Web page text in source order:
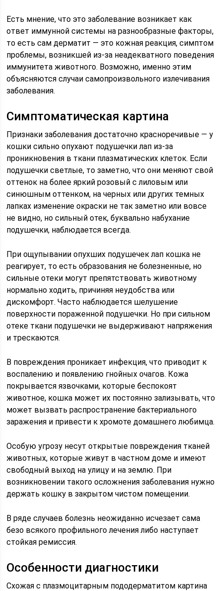
Есть мнение, что это заболевание возникает как
ответ иммунной системы на разнообразные факторы,
то есть сам дерматит — это кожная реакция, симптом
проблемы, возникшей из-за неадекватного поведения
иммунитета животного. Возможно, именно этим
объясняются случаи самопроизвольного излечивания
заболевания.
Симптоматическая картина
Признаки заболевания достаточно красноречивые — у
кошки сильно опухают подушечки лап из-за
проникновения в ткани плазматических клеток. Если
подушечки светлые, то заметно, что они меняют свой
оттенок на более яркий розовый с лиловым или
синюшным оттенком, на черных или других темных
лапках изменение окраски не так заметно или вовсе
не видно, но сильный отек, буквально набухание
подушечки, наблюдается всегда.
При ощупывании опухших подушечек лап кошка не
реагирует, то есть образования не болезненные, но
сильные отеки могут препятствовать животному
нормально ходить, причиняя неудобства или
дискомфорт. Часто наблюдается шелушение
поверхности пораженной подушечки. Но при сильном
отеке ткани подушечки не выдерживают напряжения
и трескаются.
В повреждения проникает инфекция, что приводит к
воспалению и появлению гнойных очагов. Кожа
покрывается язвочками, которые беспокоят
животное, кошка может их постоянно зализывать, что
может вызвать распространение бактериального
заражения и привести к хромоте домашнего любимца.
Особую угрозу несут открытые повреждения тканей
животных, которые живут в частном доме и имеют
свободный выход на улицу и на землю. При
возникновении такого осложнения заболевания нужно
держать кошку в закрытом чистом помещении.
В ряде случаев болезнь неожиданно исчезает сама
безо всякого профильного лечения либо наступает
стойкая ремиссия.
Особенности диагностики
Схожая с плазмоцитарным пододерматитом картина